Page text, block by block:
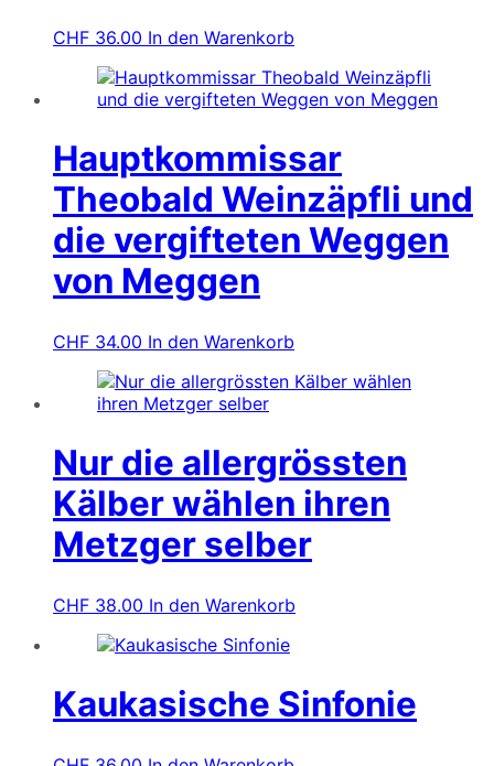
CHF 36.00 In den Warenkorb
Hauptkommissar
Theobald Weinzäpfli und
die vergifteten Weggen
von Meggen
CHF 34.00 In den Warenkorb
Nur die allergrössten
Kälber wählen ihren
Metzger selber
CHF 38.00 In den Warenkorb
Kaukasische Sinfonie